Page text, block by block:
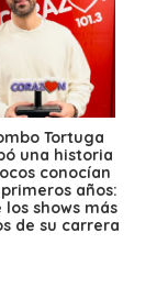
Tortuga
una historia
conocían
años:
los shows más
de su carrera